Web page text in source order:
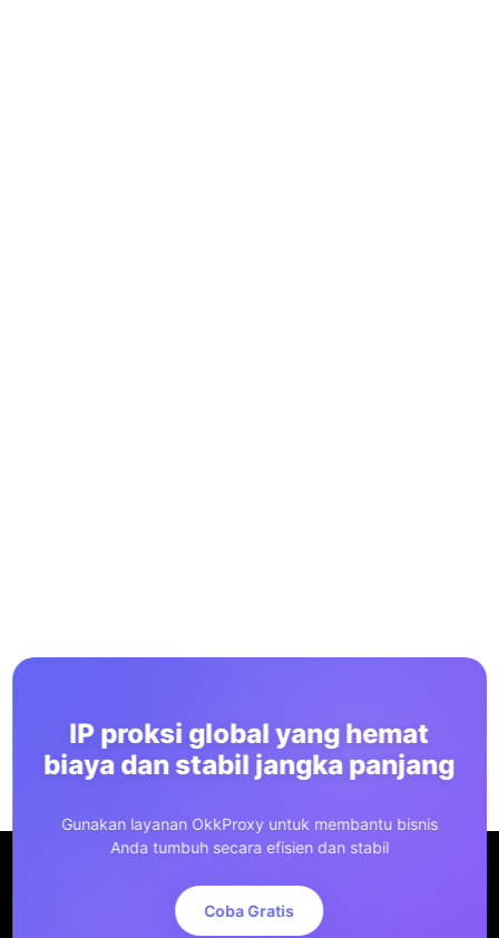
IP proksi global yang hemat
biaya dan stabil jangka panjang
Gunakan layanan OkkProxy untuk membantu bisnis
Anda tumbuh secara efisien dan stabil
Coba Gratis